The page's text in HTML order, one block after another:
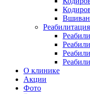
Реабилитация
О клинике
Акции
Фото